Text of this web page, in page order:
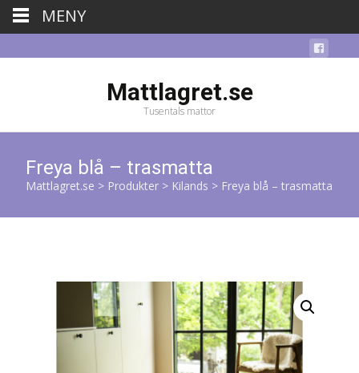
Mattlagret.se
Tusentals mattor
Freya blå – trasmatta
Mattlagret.se > Produkter > Kilands > Freya blå – trasmatta
MENY